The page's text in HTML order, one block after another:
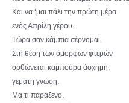
Και να ‘μαι πάλι την πρώτη μέρα
ενός Απρίλη γέρου.
Τώρα σαν κάμπια σέρνομαι.
Στη θέση των όμορφων φτερών
ορθώνεται καμπούρα άσχημη,
γεμάτη γνώση.
Μα τι παράξενο.